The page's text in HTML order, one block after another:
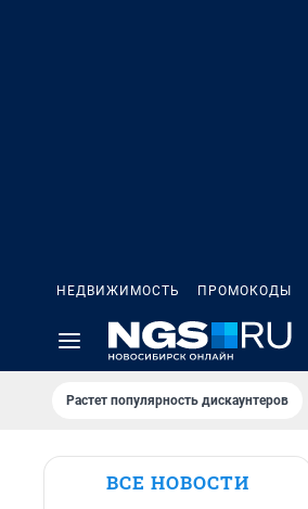
НЕДВИЖИМОСТЬ ПРОМОКОДЫ
Растет популярность дискаунтеров
ВСЕ НОВОСТИ